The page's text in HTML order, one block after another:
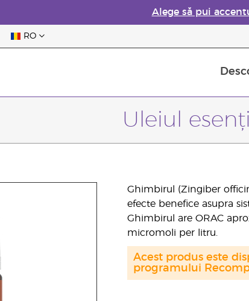
Alege să pui
RO
Uleiul
Ghimbirul (Zingiber
efecte benefice asupra
Ghimbirul are ORAC
micromoli per litru.
Acest produs este
programului